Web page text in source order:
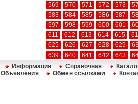
569
570 571 572 573
583
584 585 586 587
597
598 599 600 601
611
612 613 614 615
625
626 627 628 629
639
640 641 642 643
Информация Справочная
Объявления Обмен ссылками